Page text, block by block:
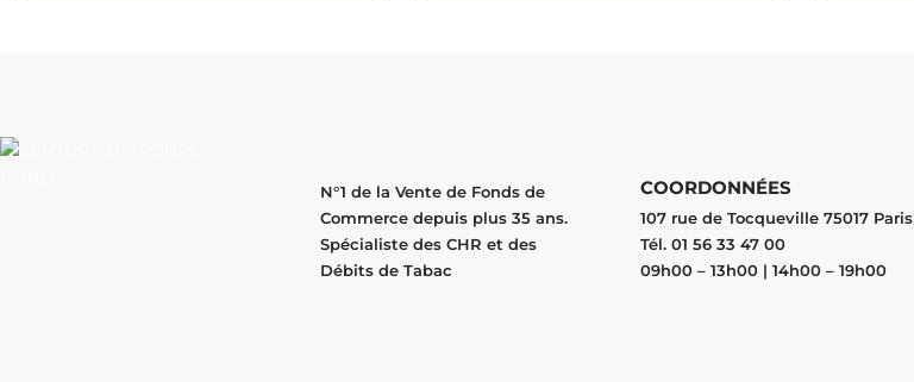
N°1 de la Vente de Fonds de
Commerce depuis plus 35 ans.
Spécialiste des CHR et des
Débits de Tabac
COORDONNÉES
107 rue de Tocqueville 75017 Paris
Tél. 01 56 33 47 00
09h00 – 13h00 | 14h00 – 19h00